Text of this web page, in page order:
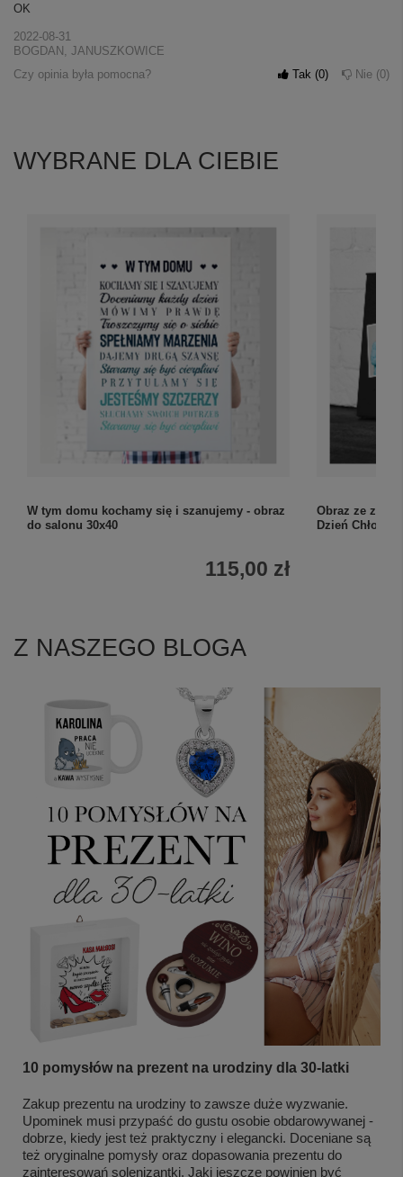
OK
2022-08-31
BOGDAN, JANUSZKOWICE
Czy opinia była pomocna?
Tak 0 Nie 0
WYBRANE DLA CIEBIE
W tym domu kochamy się i szanujemy - obraz
do salonu 30x40
115,00 zł
Obraz ze
Dzień
Z NASZEGO BLOGA
10 pomysłów na prezent na urodziny dla 30-latki
Zakup prezentu na urodziny to zawsze duże wyzwanie.
Upominek musi przypaść do gustu osobie obdarowywanej -
dobrze, kiedy jest też praktyczny i elegancki. Doceniane są
też oryginalne pomysły oraz dopasowania prezentu do
zainteresowań solenizantki. Jaki jeszcze powinien być